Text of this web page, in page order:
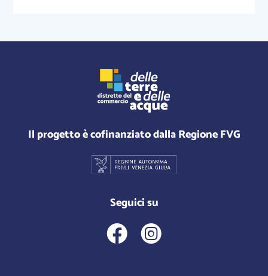
Il progetto è cofinanziato dalla Regione FVG
Seguici su